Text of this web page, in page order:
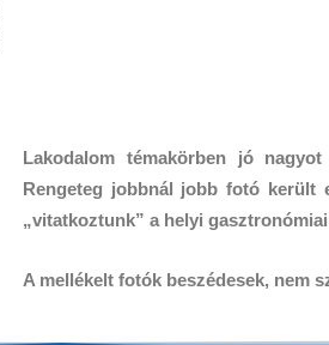
Lakodalom témakörben jó
Rengeteg jobbnál jobb fotó került
„vitatkoztunk” a helyi
A mellékelt fotók beszédesek, nem